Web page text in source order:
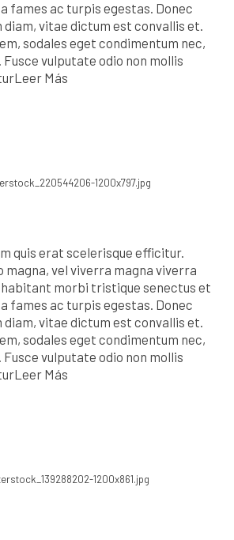
fames ac turpis egestas. Donec
vitae dictum est convallis et.
sodales eget condimentum nec,
vulputate odio non mollis
Más
quis erat scelerisque efficitur.
magna, vel viverra magna viverra
habitant morbi tristique senectus et
fames ac turpis egestas. Donec
vitae dictum est convallis et.
sodales eget condimentum nec,
vulputate odio non mollis
Más